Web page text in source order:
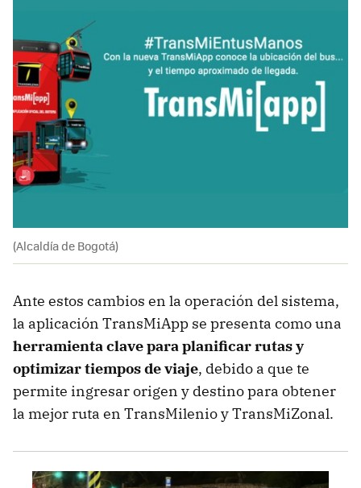
(Alcaldía de Bogotá)
Ante estos cambios en la operación del sistema,
la aplicación TransMiApp se presenta como una
herramienta clave para planificar rutas y
optimizar tiempos de viaje, debido a que te
permite ingresar origen y destino para obtener
la mejor ruta en TransMilenio y TransMiZonal.